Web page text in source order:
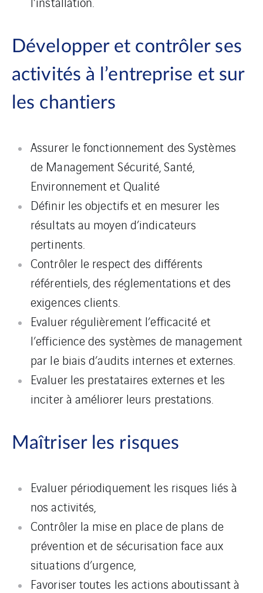
Développer et contrôler ses
activités à l’entreprise et sur
les chantiers
Assurer le fonctionnement des Systèmes
de Management Sécurité, Santé,
Environnement et Qualité
Définir les objectifs et en mesurer les
résultats au moyen d’indicateurs
pertinents.
Contrôler le respect des différents
référentiels, des réglementations et des
exigences clients.
Evaluer régulièrement l’efficacité et
l’efficience des systèmes de management
par le biais d’audits internes et externes.
Evaluer les prestataires externes et les
inciter à améliorer leurs prestations.
Maîtriser les risques
Evaluer périodiquement les risques liés à
nos activités,
Contrôler la mise en place de plans de
prévention et de sécurisation face aux
situations d’urgence,
Favoriser toutes les actions aboutissant à